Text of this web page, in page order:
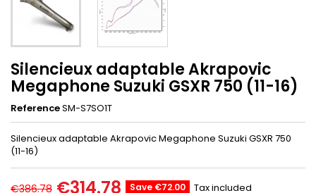
Silencieux adaptable Akrapovic
Megaphone Suzuki GSXR 750 (11-16)
ReferenceSM-S7SO1T
Silencieux adaptable Akrapovic Megaphone Suzuki GSXR 750
(11-16)
€386.78 €314.78 Save €72.00
Tax included